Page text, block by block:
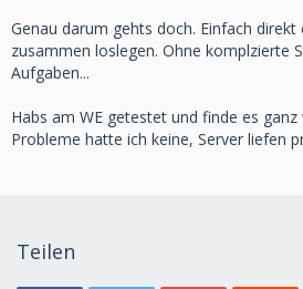
Genau darum gehts doch. Einfach direkt
zusammen loslegen. Ohne komplzierte
Aufgaben...
Habs am WE getestet und finde es ganz
Probleme hatte ich keine, Server liefen
Teilen